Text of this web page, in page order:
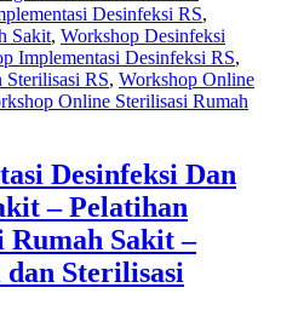
Desinfeksi RS,
Sakit, Workshop Desinfeksi
Implementasi Desinfeksi RS,
RS, Workshop Online
Online Sterilisasi Rumah
Desinfeksi Dan
– Pelatihan
Rumah Sakit –
Sterilisasi